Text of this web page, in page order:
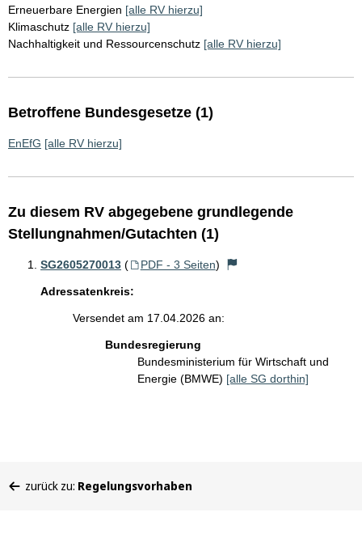
Erneuerbare Energien [alle RV hierzu]
Klimaschutz [alle RV hierzu]
Nachhaltigkeit und Ressourcenschutz [alle RV hierzu]
Betroffene Bundesgesetze (1)
EnEfG [alle RV hierzu]
Zu diesem RV abgegebene grundlegende
Stellungnahmen/Gutachten (1)
SG2605270013 ( PDF - 3 Seiten)
Adressatenkreis:
Versendet am 17.04.2026 an:
Bundesregierung
Bundesministerium für Wirtschaft und
Energie (BMWE) [alle SG dorthin]
befinden
zurück zu: Regelungsvorhaben